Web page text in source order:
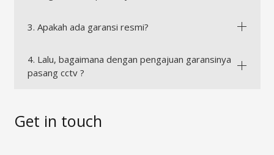
3. Apakah ada garansi resmi?
4. Lalu, bagaimana dengan pengajuan garansinya
pasang cctv ?
Get in touch